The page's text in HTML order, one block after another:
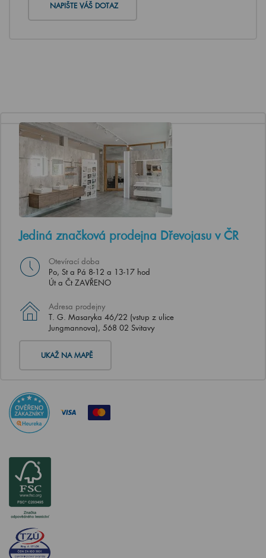
NAPIŠTE VÁŠ DOTAZ
Jediná značková prodejna Dřevojasu v ČR
Otevírací doba
Po, St a Pá 8-12 a 13-17 hod
Út a Čt ZAVŘENO
Adresa prodejny
T. G. Masaryka 46/22 (vstup z ulice
Jungmannova), 568 02 Svitavy
UKAŽ NA MAPĚ